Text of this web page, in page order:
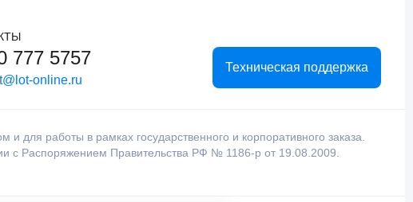
777 5757
online.ru
Техническая поддержка
для работы в рамках государственного и корпоративного заказа.
с Распоряжением Правительства РФ № 1186-р от 19.08.2009.